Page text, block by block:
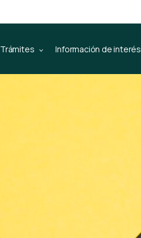
Trámites Información de interés